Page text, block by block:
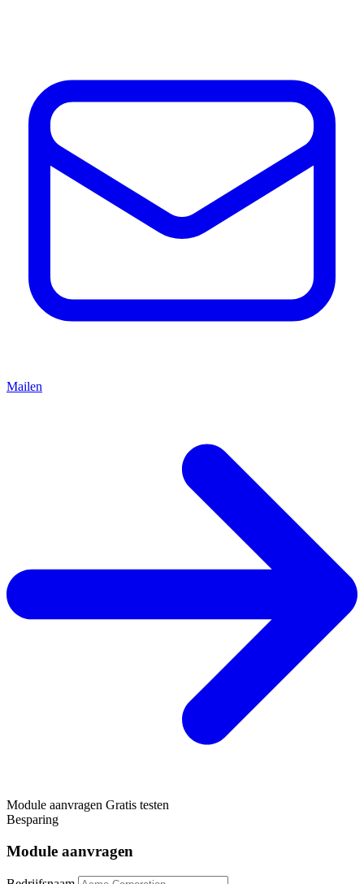
Mailen
Module aanvragen Gratis testen
Besparing
Module aanvragen